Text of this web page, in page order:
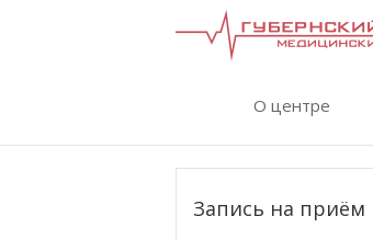
Перейти к основному содержанию
О центре
Запись на приём